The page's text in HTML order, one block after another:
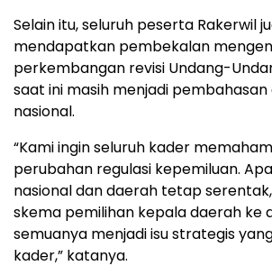
Selain itu, seluruh peserta Rakerwil
mendapatkan pembekalan
perkembangan revisi Undang-
saat ini masih menjadi
nasional.
“Kami ingin seluruh kader
perubahan regulasi kepemiluan.
nasional dan daerah tetap
skema pemilihan kepala daerah ke
semuanya menjadi isu strategis
kader,” katanya.